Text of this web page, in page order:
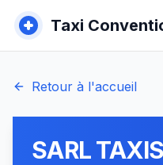
Taxi
Retour à l'accueil
SARL